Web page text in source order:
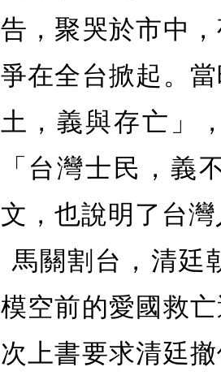
告，聚哭於市中
爭在全台掀起。
土，義與存亡」
「台灣士民，義
文，也說明了台
馬關割台，清廷
模空前的愛國救
次上書要求清廷